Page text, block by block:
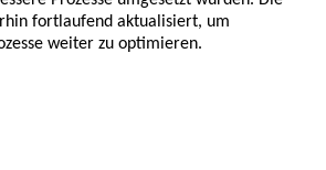
fortlaufend aktualisiert, um
weiter zu optimieren.